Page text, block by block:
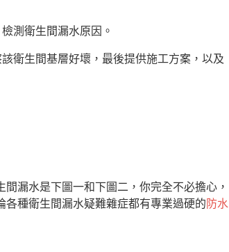
測衛生間漏水原因。
衛生間基層好壞，最後提供施工方案，以及
漏水是下圖一和下圖二，你完全不必擔心，
種衛生間漏水疑難雜症都有專業過硬的防水